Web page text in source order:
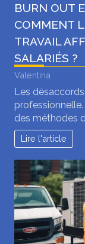
BURN OUT
COMMENT
TRAVAIL
SALARIÉS ?
Valentina
Les
des méthodes
Lire l'article